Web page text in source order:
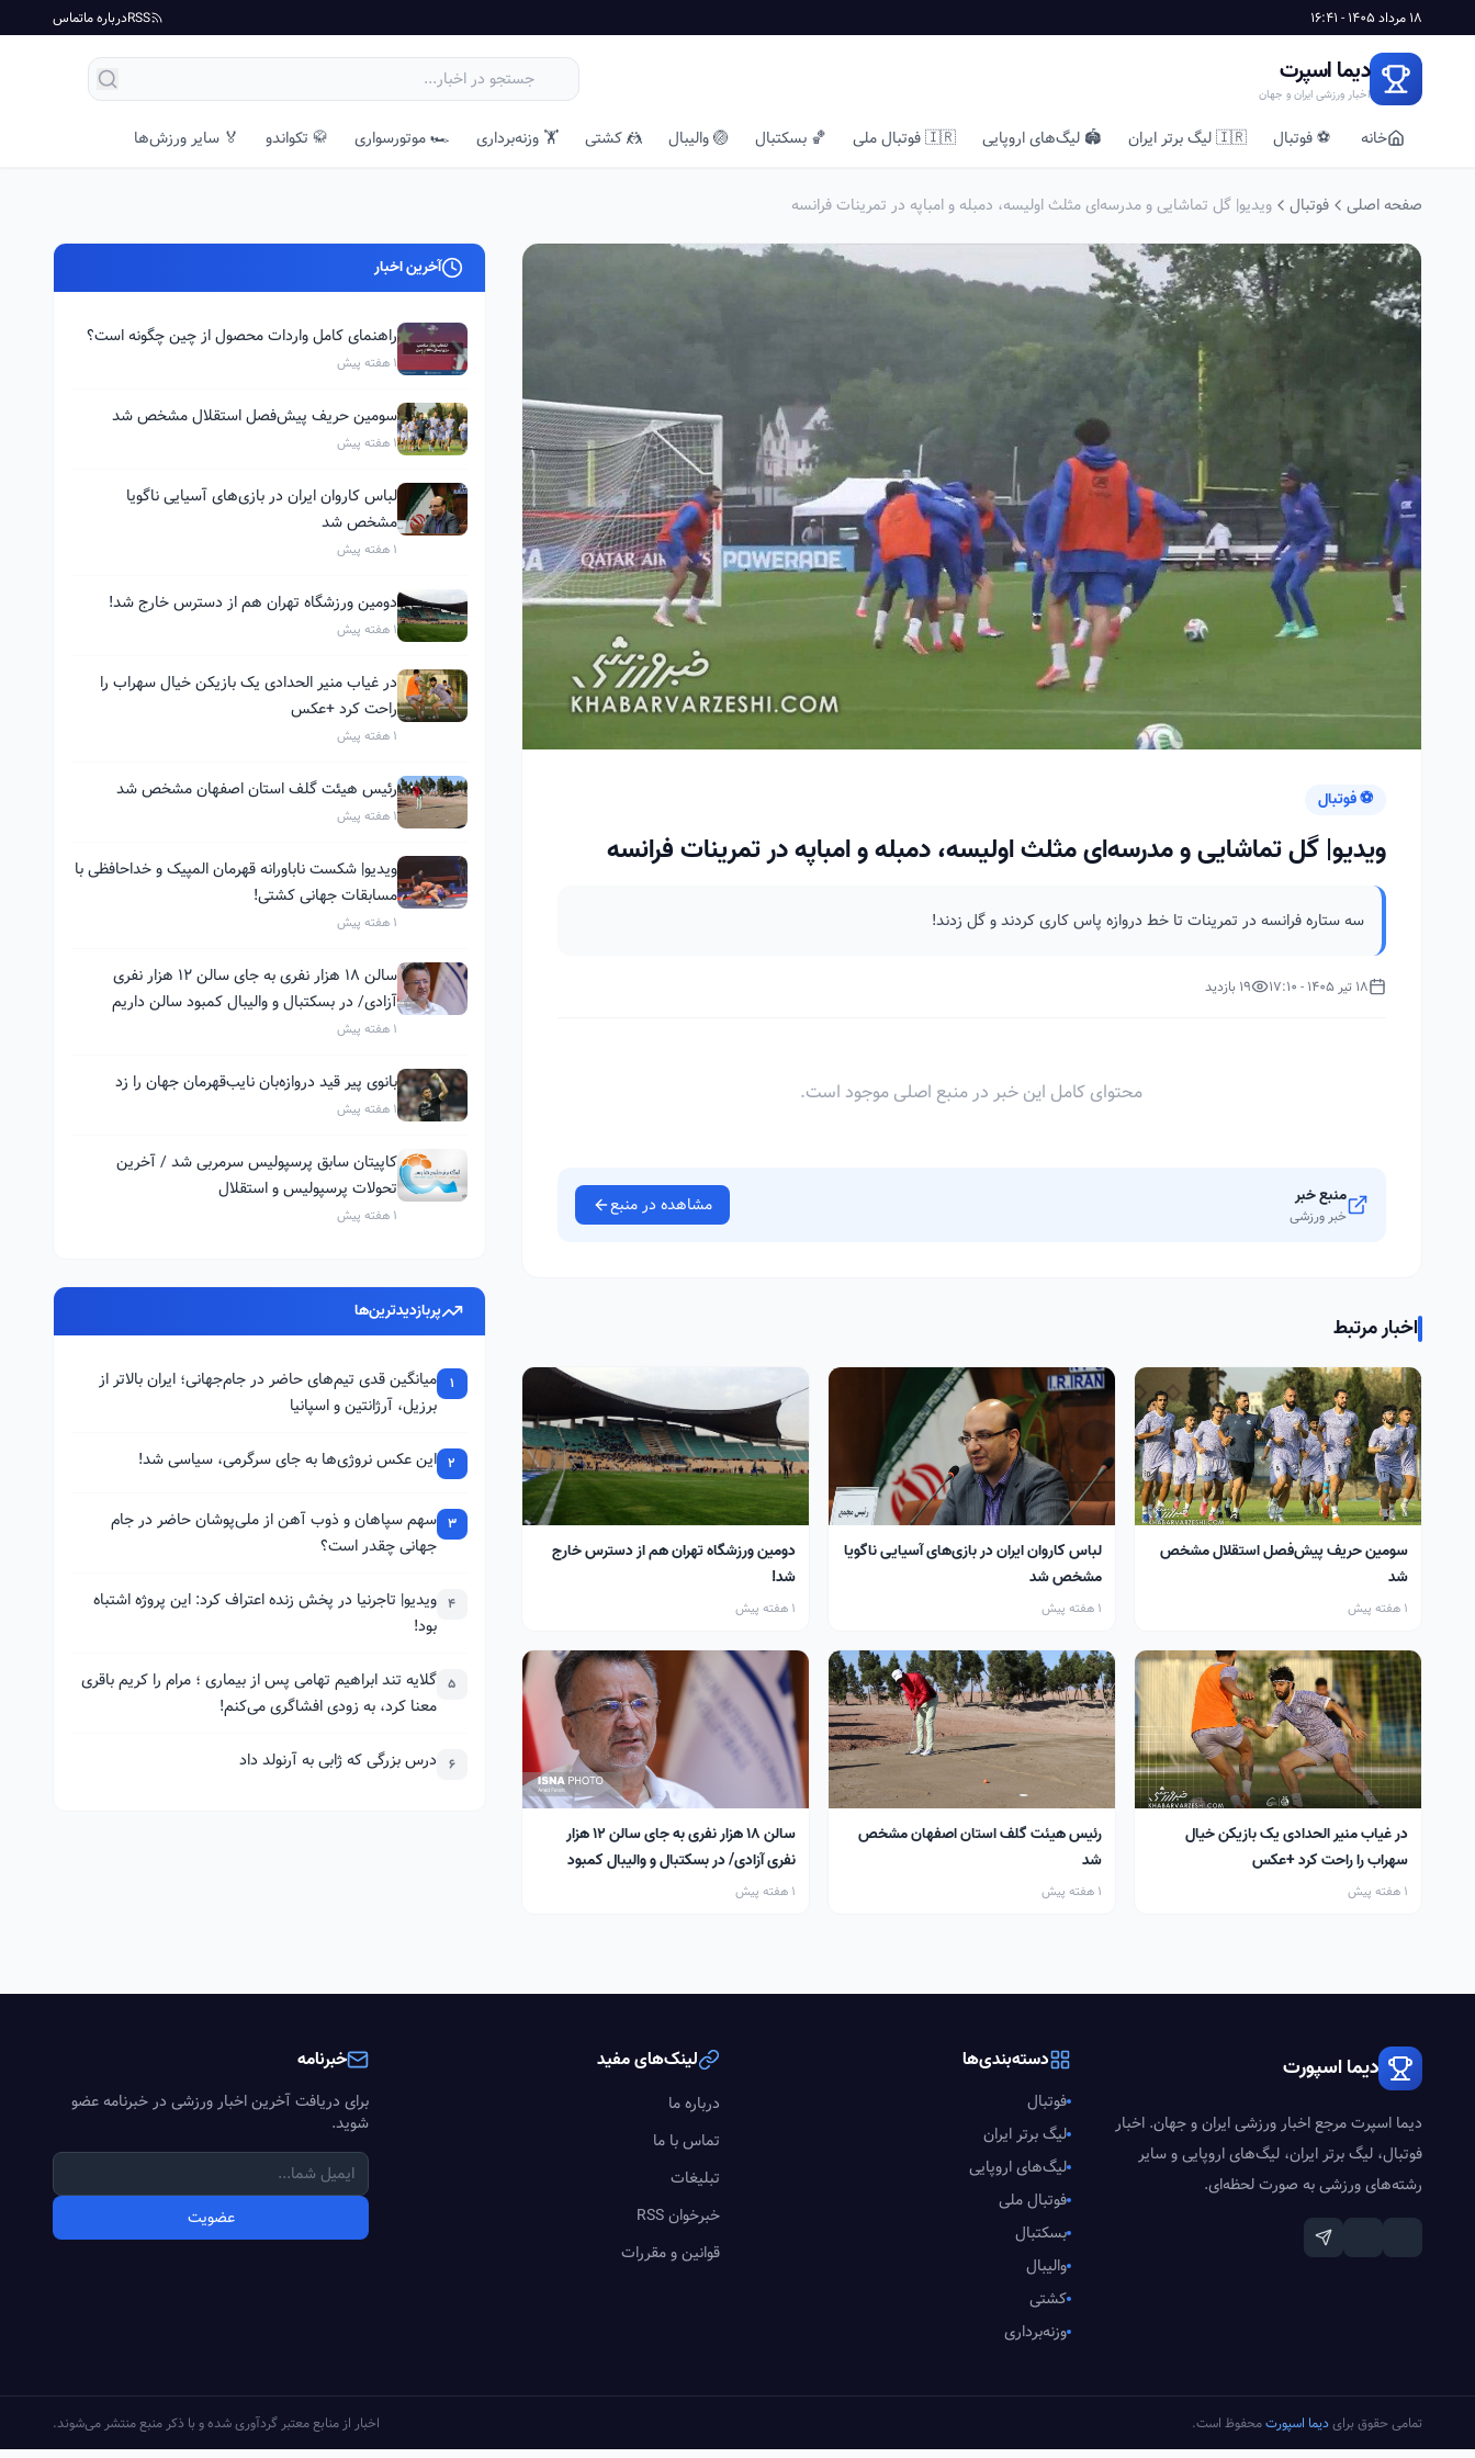
18 مرداد 1405 - 16:41 RSSدرباره ماتماس
دیما اسپرت
اخبار ورزشی ایران و جهان
خانه ⚽ فوتبال 🇮🇷 لیگ برتر ایران 🏟️ لیگ‌های اروپایی 🇮🇷 فوتبال ملی 🏀 بسکتبال 🏐 والیبال 🤼 کشتی 🏋️ وزنه‌برداری 🏎️ موتورسواری 🥋 تکواندو 🏅 سایر ورزش‌ها
صفحه اصلی فوتبال ویدیو| گل تماشایی و مدرسه‌ای مثلث اولیسه، دمبله و امباپه در تمرینات فرانسه
⚽ فوتبال
ویدیو| گل تماشایی و مدرسه‌ای مثلث اولیسه، دمبله و امباپه در تمرینات فرانسه
سه ستاره فرانسه در تمرینات تا خط دروازه پاس کاری کردند و گل زدند!
18 تیر 1405 - 17:10 19 بازدید
محتوای کامل این خبر در منبع اصلی موجود است.
منبع خبر
خبر ورزشی مشاهده در منبع
اخبار مرتبط
سومین حریف پیش‌فصل استقلال مشخص
شد
1 هفته پیش
لباس کاروان ایران در بازی‌های آسیایی ناگویا
مشخص شد
1 هفته پیش
دومین ورزشگاه تهران هم از دسترس خارج
شد!
1 هفته پیش
در غیاب منیر الحدادی یک بازیکن خیال
سهراب را راحت کرد +عکس
1 هفته پیش
رئیس هیئت گلف استان اصفهان مشخص
شد
1 هفته پیش
سالن ۱۸ هزار نفری به جای سالن ۱۲ هزار
نفری آزادی/ در بسکتبال و والیبال کمبود
سالن داریم1 هفته پیش
آخرین اخبار
راهنمای کامل واردات محصول از چین چگونه است؟
1 هفته پیش
سومین حریف پیش‌فصل استقلال مشخص شد
1 هفته پیش
لباس کاروان ایران در بازی‌های آسیایی ناگویا
مشخص شد
1 هفته پیش
دومین ورزشگاه تهران هم از دسترس خارج شد!
1 هفته پیش
در غیاب منیر الحدادی یک بازیکن خیال سهراب را
راحت کرد +عکس
1 هفته پیش
رئیس هیئت گلف استان اصفهان مشخص شد
1 هفته پیش
ویدیو| شکست ناباورانه قهرمان المپیک و خداحافظی با
مسابقات جهانی کشتی!
1 هفته پیش
سالن ۱۸ هزار نفری به جای سالن ۱۲ هزار نفری
آزادی/ در بسکتبال و والیبال کمبود سالن داریم
1 هفته پیش
بانوی پیر قید دروازه‌بان نایب‌قهرمان جهان را زد
1 هفته پیش
کاپیتان سابق پرسپولیس سرمربی شد / آخرین
تحولات پرسپولیس و استقلال
1 هفته پیش
پربازدیدترین‌ها
1
میانگین قدی تیم‌های حاضر در جام‌جهانی؛ ایران بالاتر از
برزیل، آرژانتین و اسپانیا
2 این عکس نروژی‌ها به جای سرگرمی، سیاسی شد!
3 سهم سپاهان و ذوب آهن از ملی‌پوشان حاضر در جام
جهانی چقدر است؟
4 ویدیو| تاجرنیا در پخش زنده اعتراف کرد: این پروژه اشتباه
بود!
5 گلایه تند ابراهیم تهامی پس از بیماری ؛ مرام را کریم باقری
معنا کرد، به زودی افشاگری می‌کنم!
6 درس بزرگی که ژابی به آرنولد داد
دیما اسپورت
دیما اسپرت مرجع اخبار ورزشی ایران و جهان. اخبار
فوتبال، لیگ برتر ایران، لیگ‌های اروپایی و سایر
رشته‌های ورزشی به صورت لحظه‌ای.
دسته‌بندی‌ها
فوتبال
لیگ برتر ایران
لیگ‌های اروپایی
فوتبال ملی
بسکتبال
والیبال
کشتی
وزنه‌برداری
لینک‌های مفید
درباره ما
تماس با ما
تبلیغات
خبرخوان RSS
قوانین و مقررات
خبرنامه
برای دریافت آخرین اخبار ورزشی در خبرنامه عضو
شوید.
عضویت
تمامی حقوق برایدیما اسپورتمحفوظ است. اخبار از منابع معتبر گردآوری شده و با ذکر منبع منتشر می‌شوند.